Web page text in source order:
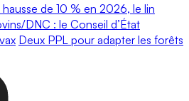
de 10 % en 2026, le lin
DNC : le Conseil d’État
Deux PPL pour adapter les forêts